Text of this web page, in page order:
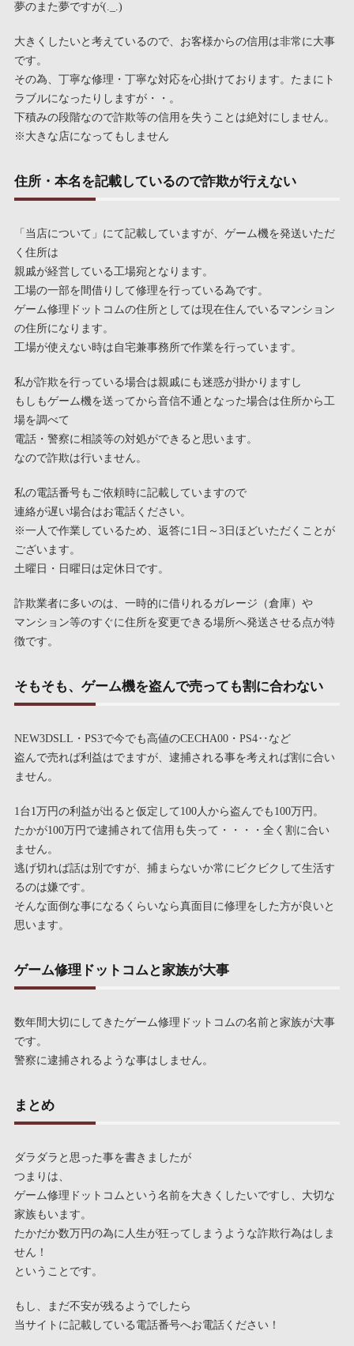
夢のまた夢ですが(._.)
大きくしたいと考えているので、お客様からの信用は非常に大事
です。
その為、丁寧な修理・丁寧な対応を心掛けております。たまにト
ラブルになったりしますが・・。
下積みの段階なので詐欺等の信用を失うことは絶対にしません。
※大きな店になってもしません
住所・本名を記載しているので詐欺が行えない
「当店について」にて記載していますが、ゲーム機を発送いただ
く住所は
親戚が経営している工場宛となります。
工場の一部を間借りして修理を行っている為です。
ゲーム修理ドットコムの住所としては現在住んでいるマンション
の住所になります。
工場が使えない時は自宅兼事務所で作業を行っています。
私が詐欺を行っている場合は親戚にも迷惑が掛かりますし
もしもゲーム機を送ってから音信不通となった場合は住所から工
場を調べて
電話・警察に相談等の対処ができると思います。
なので詐欺は行いません。
私の電話番号もご依頼時に記載していますので
連絡が遅い場合はお電話ください。
※一人で作業しているため、返答に1日～3日ほどいただくことが
ございます。
土曜日・日曜日は定休日です。
詐欺業者に多いのは、一時的に借りれるガレージ（倉庫）や
マンション等のすぐに住所を変更できる場所へ発送させる点が特
徴です。
そもそも、ゲーム機を盗んで売っても割に合わない
NEW3DSLL・PS3で今でも高値のCECHA00・PS4‥など
盗んで売れば利益はでますが、逮捕される事を考えれば割に合い
ません。
1台1万円の利益が出ると仮定して100人から盗んでも100万円。
たかが100万円で逮捕されて信用も失って・・・・全く割に合い
ません。
逃げ切れば話は別ですが、捕まらないか常にビクビクして生活す
るのは嫌です。
そんな面倒な事になるくらいなら真面目に修理をした方が良いと
思います。
ゲーム修理ドットコムと家族が大事
数年間大切にしてきたゲーム修理ドットコムの名前と家族が大事
です。
警察に逮捕されるような事はしません。
まとめ
ダラダラと思った事を書きましたが
つまりは、
ゲーム修理ドットコムという名前を大きくしたいですし、大切な
家族もいます。
たかだか数万円の為に人生が狂ってしまうような詐欺行為はしま
せん！
ということです。
もし、まだ不安が残るようでしたら
当サイトに記載している電話番号へお電話ください！